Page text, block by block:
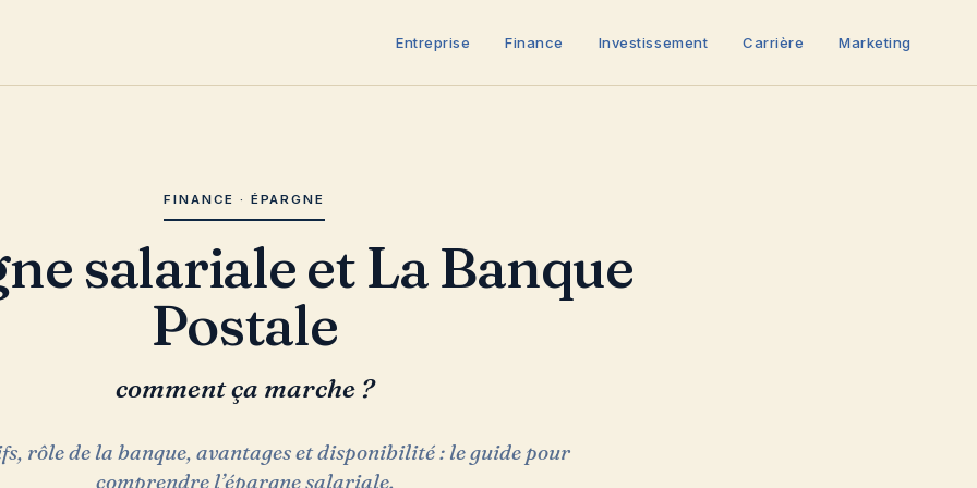
Entreprise Finance Investissement Carrière Marketing
FINANCE · ÉPARGNE
Postale
comment ça marche ?
rôle de la banque, avantages et disponibilité : le guide pour
comprendre l’épargne salariale.